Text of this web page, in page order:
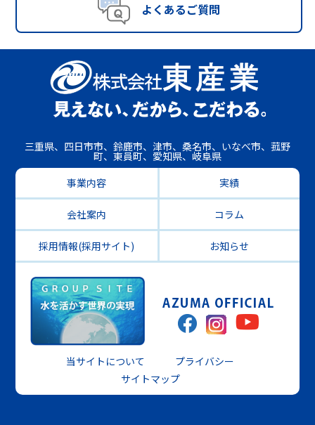
よくあるご質問
三重県、四日市市、鈴鹿市、津市、桑名市、いなべ市、菰野
町、東員町、愛知県、岐阜県
事業内容
実績
会社案内 コラム
採用情報(採用サイト) お知らせ
当サイトについて
プライバシー
サイトマップ